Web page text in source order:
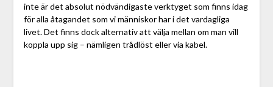
inte är det absolut nödvändigaste verktyget som finns idag
för alla åtagandet som vi människor har i det vardagliga
livet. Det finns dock alternativ att välja mellan om man vill
koppla upp sig – nämligen trådlöst eller via kabel.